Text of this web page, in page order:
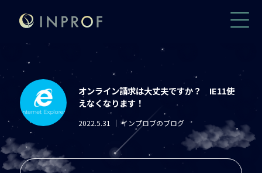
オンライン請求は大丈夫ですか？ IE11使
えなくなります！
2022.5.31 ｜ インプロブのブログ